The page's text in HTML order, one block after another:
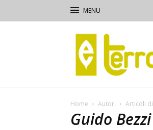
Terra
e
Vita
Home Autori Articoli di
Guido Bezzi